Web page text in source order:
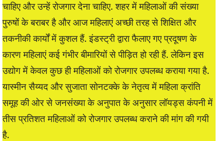
चाहिए और उन्हें रोजगार देना चाहिए. शहर में महिलाओं की संख्या
पुरुषों के बराबर है और आज महिलाएं अच्छी तरह से शिक्षित और
तकनीकी कार्यों में कुशल हैं. इंडस्ट्री द्वारा फैलाए गए प्रदूषण के
कारण महिलाएं कई गंभीर बीमारियों से पीड़ित हो रही हैं. लेकिन इस
उद्योग में केवल कुछ ही महिलाओं को रोजगार उपलब्ध कराया गया है.
यास्मीन सैय्यद और सुजाता सोनटक्के के नेतृत्व में महिला क्रांति
समूह की ओर से जनसंख्या के अनुपात के अनुसार लॉयड्स कंपनी में
तीस प्रतिशत महिलाओं को रोजगार उपलब्ध कराने की मांग की गयी
है.